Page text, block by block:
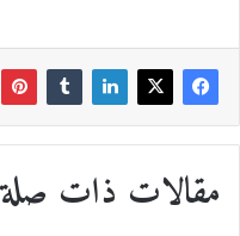
مقالات ذات صلة